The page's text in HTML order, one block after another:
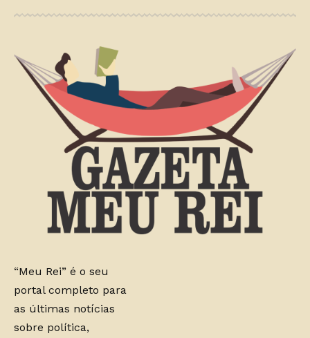
“Meu Rei” é o seu
portal completo para
as últimas notícias
sobre política,